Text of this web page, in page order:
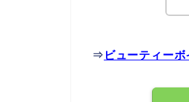
⇒ ビューティー